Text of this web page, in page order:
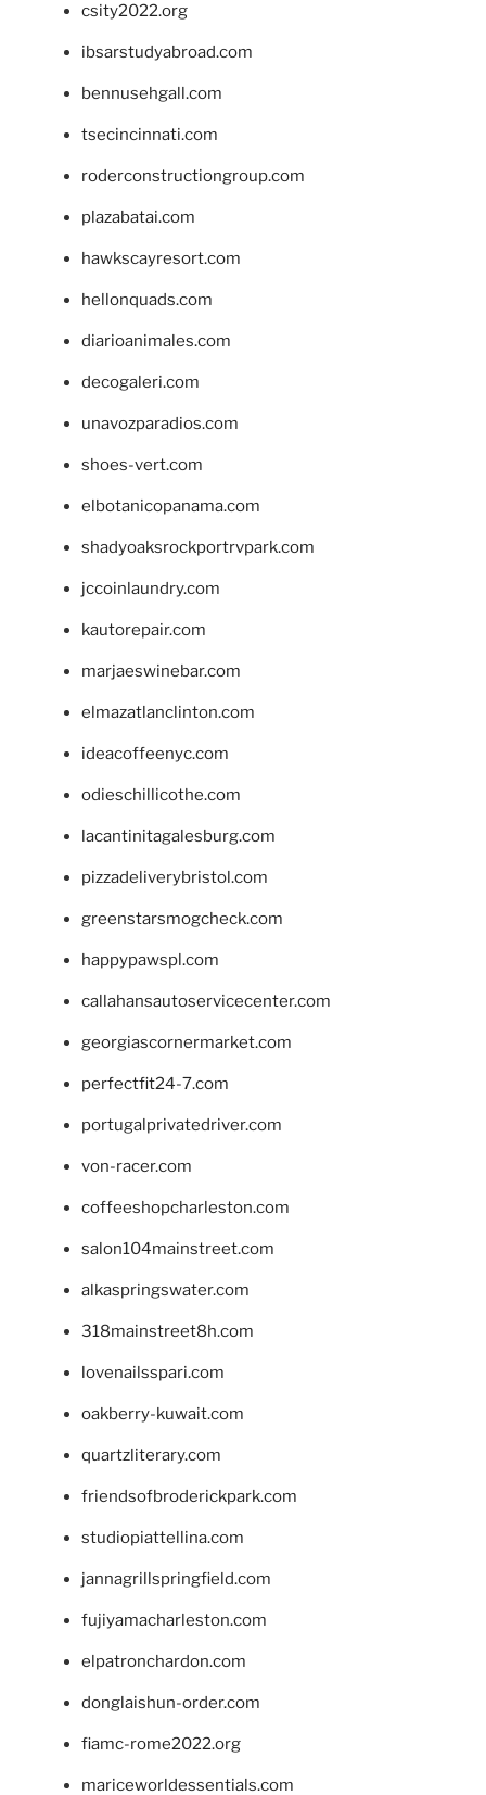
csity2022.org
ibsarstudyabroad.com
bennusehgall.com
tsecincinnati.com
roderconstructiongroup.com
plazabatai.com
hawkscayresort.com
hellonquads.com
diarioanimales.com
decogaleri.com
unavozparadios.com
shoes-vert.com
elbotanicopanama.com
shadyoaksrockportrvpark.com
jccoinlaundry.com
kautorepair.com
marjaeswinebar.com
elmazatlanclinton.com
ideacoffeenyc.com
odieschillicothe.com
lacantinitagalesburg.com
pizzadeliverybristol.com
greenstarsmogcheck.com
happypawspl.com
callahansautoservicecenter.com
georgiascornermarket.com
perfectfit24-7.com
portugalprivatedriver.com
von-racer.com
coffeeshopcharleston.com
salon104mainstreet.com
alkaspringswater.com
318mainstreet8h.com
lovenailsspari.com
oakberry-kuwait.com
quartzliterary.com
friendsofbroderickpark.com
studiopiattellina.com
jannagrillspringfield.com
fujiyamacharleston.com
elpatronchardon.com
donglaishun-order.com
fiamc-rome2022.org
mariceworldessentials.com